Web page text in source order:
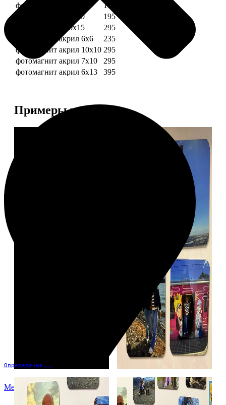
Определение...
Меню
фотомагнит 7х10
175
фотомагниты 10х10
195
фотомагниты 10х15
295
фотомагнит акрил 6х6
235
фотомагнит акрил 10х10 295
фотомагнит акрил 7х10
295
фотомагнит акрил 6х13
395
Примеры работ